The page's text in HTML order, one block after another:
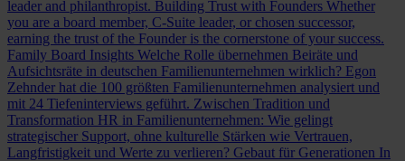
leader and philanthropist. Building Trust with Founders Whether
you are a board member, C-Suite leader, or chosen successor,
earning the trust of the Founder is the cornerstone of your success.
Family Board Insights Welche Rolle übernehmen Beiräte und
Aufsichtsräte in deutschen Familienunternehmen wirklich? Egon
Zehnder hat die 100 größten Familienunternehmen analysiert und
mit 24 Tiefeninterviews geführt. Zwischen Tradition und
Transformation HR in Familienunternehmen: Wie gelingt
strategischer Support, ohne kulturelle Stärken wie Vertrauen,
Langfristigkeit und Werte zu verlieren? Gebaut für Generationen In